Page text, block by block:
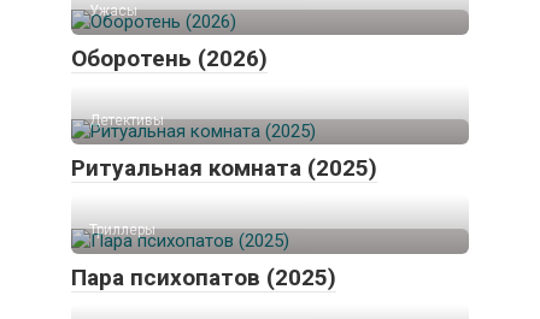
Ужасы
Оборотень (2026)
Детективы
Ритуальная комната (2025)
Триллеры
Пара психопатов (2025)